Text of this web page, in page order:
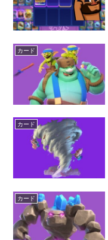
カード
カード
カード